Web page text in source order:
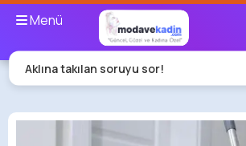
Menü
Aklına takılan soruyu sor!